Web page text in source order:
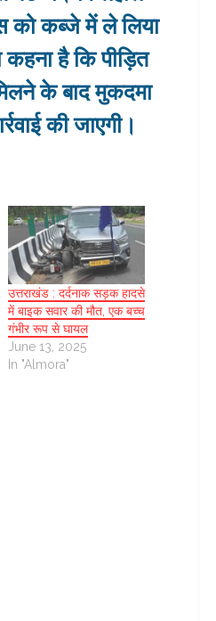
को कब्जे में ले लिया
है कि पीड़ित
के बाद मुकदमा
की जाएगी।
उत्तराखंड : दर्दनाक सड़क हादसे
में बाइक सवार की मौत, एक बच्च
गंभीर रूप से घायल
June 13, 2025
In "Almora"